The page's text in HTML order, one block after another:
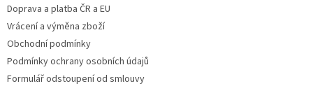
Doprava a platba ČR a EU
Vrácení a výměna zboží
Obchodní podmínky
Podmínky ochrany osobních údajů
Formulář odstoupení od smlouvy